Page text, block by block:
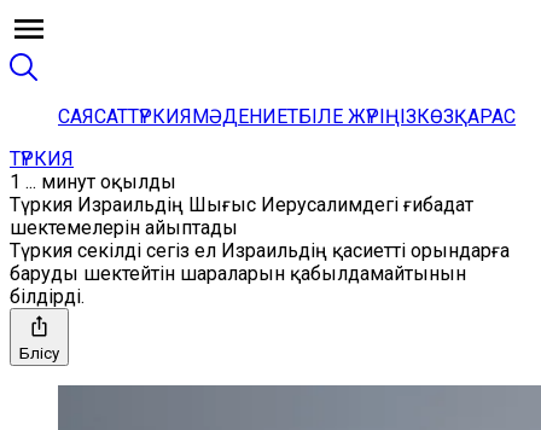
САЯСАТТҮРКИЯМӘДЕНИЕТБІЛЕ ЖҮРІҢІЗКӨЗҚАРАС
ТҮРКИЯ
1 ... минут оқылды
Түркия Израильдің Шығыс Иерусалимдегі ғибадат
шектемелерін айыптады
Түркия секілді сегіз ел Израильдің қасиетті орындарға
баруды шектейтін шараларын қабылдамайтынын
білдірді.
Бөлісу